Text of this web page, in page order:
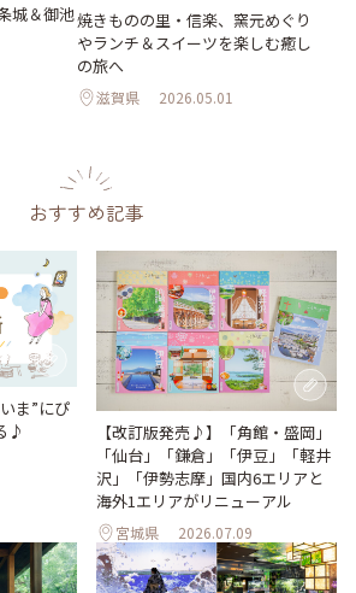
城＆御池焼きものの里・信楽、窯元めぐり
やランチ＆スイーツを楽しむ癒し
の旅へ
滋賀県 2026.05.01
おすすめ記事
ま”にぴ
♪
【改訂版発売♪】「角館・盛岡」
「仙台」「鎌倉」「伊豆」「軽井
沢」「伊勢志摩」国内6エリアと
海外1エリアがリニューアル
宮城県 2026.07.09